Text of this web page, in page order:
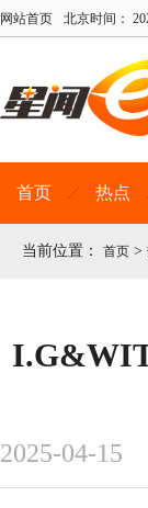
网站首页 北京时间：
首页 热点
当前位置： 首页 >
2025-04-15